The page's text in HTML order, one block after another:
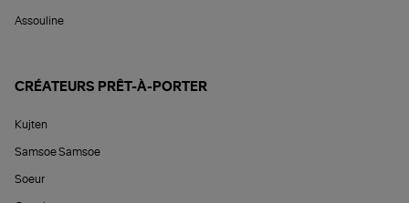
Assouline
CRÉATEURS PRÊT-À-PORTER
Kujten
Samsoe Samsoe
Soeur